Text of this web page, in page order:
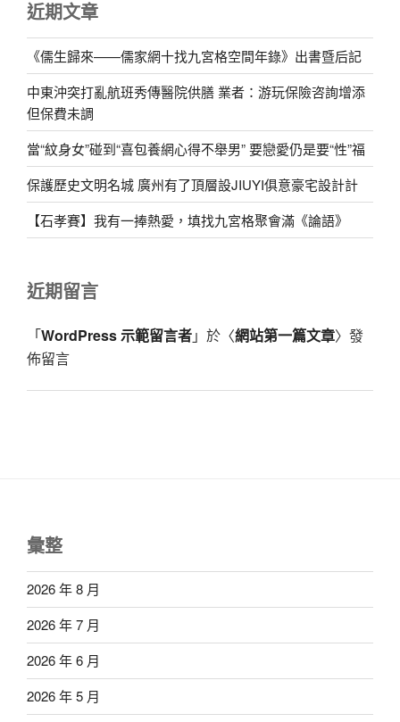
近期文章
《儒生歸來——儒家網十找九宮格空間年錄》出書暨后記
中東沖突打亂航班秀傳醫院供膳 業者：游玩保險咨詢增添
但保費未調
當“紋身女”碰到“喜包養網心得不舉男” 要戀愛仍是要“性”福
保護歷史文明名城 廣州有了頂層設JIUYI俱意豪宅設計計
【石孝賽】我有一捧熱愛，填找九宮格聚會滿《論語》
近期留言
「WordPress 示範留言者」於〈網站第一篇文章〉發
佈留言
彙整
2026 年 8 月
2026 年 7 月
2026 年 6 月
2026 年 5 月